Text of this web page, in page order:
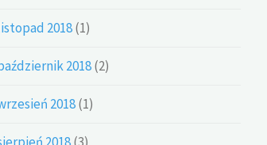
2018(1)
2018(2)
2018(1)